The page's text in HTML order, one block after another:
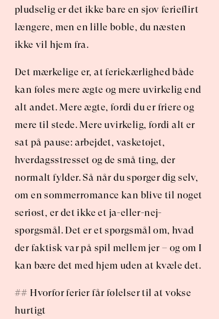
pludselig er det ikke bare en sjov ferieflirt
længere, men en lille boble, du næsten
ikke vil hjem fra.
Det mærkelige er, at feriekærlighed både
kan føles mere ægte og mere uvirkelig end
alt andet. Mere ægte, fordi du er friere og
mere til stede. Mere uvirkelig, fordi alt er
sat på pause: arbejdet, vasketøjet,
hverdagsstresset og de små ting, der
normalt fylder. Så når du spørger dig selv,
om en sommerromance kan blive til noget
seriøst, er det ikke et ja-eller-nej-
spørgsmål. Det er et spørgsmål om, hvad
der faktisk var på spil mellem jer – og om I
kan bære det med hjem uden at kvæle det.
## Hvorfor ferier får følelser til at vokse
hurtigt